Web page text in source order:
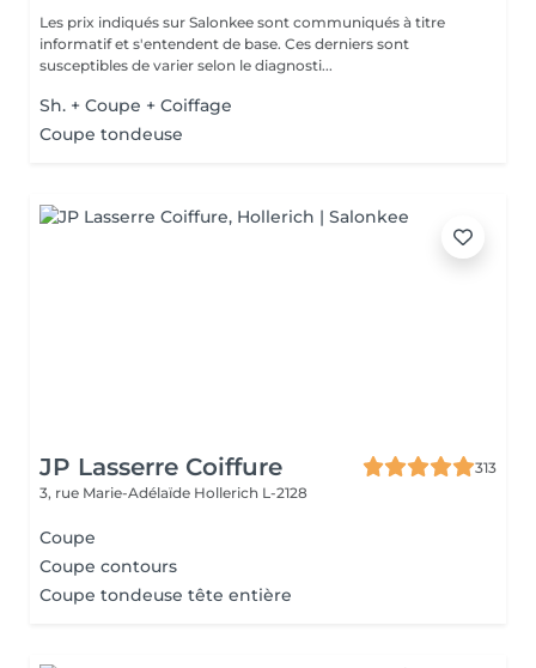
Les prix indiqués sur Salonkee sont communiqués à titre
informatif et s'entendent de base. Ces derniers sont
susceptibles de varier selon le diagnosti...
Sh. + Coupe + Coiffage
Coupe tondeuse
JP Lasserre Coiffure
313
3, rue Marie-Adélaïde Hollerich L-2128
Coupe
Coupe contours
Coupe tondeuse tête entière